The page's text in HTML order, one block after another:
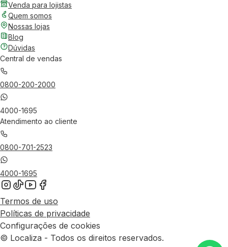
Venda para lojistas
Quem somos
Nossas lojas
Blog
Dúvidas
Central de vendas
0800-200-2000
4000-1695
Atendimento ao cliente
0800-701-2523
4000-1695
Termos de uso
Políticas de privacidade
Configurações de cookies
© Localiza - Todos os direitos reservados.